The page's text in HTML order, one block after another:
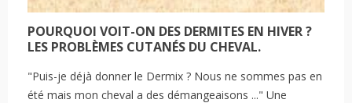
POURQUOI VOIT-ON DES DERMITES EN HIVER ?
LES PROBLÈMES CUTANÉS DU CHEVAL.
"Puis-je déjà donner le Dermix ? Nous ne sommes pas en
été mais mon cheval a des démangeaisons ..." Une